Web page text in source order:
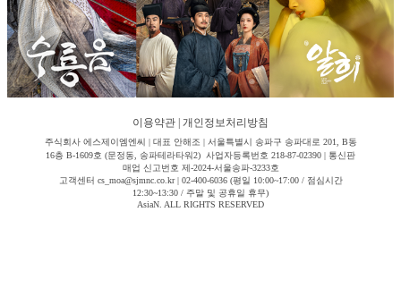
이용약관 개인정보처리방침
주식회사 에스제이엠엔씨 | 대표 안해조 | 서울특별시 송파구 송파대로 201, B동
16층 B-1609호 (문정동, 송파테라타워2) 사업자등록번호 218-87-02390 | 통신판
매업 신고번호 제-2024-서울송파-3233호
고객센터 cs_moa@sjmnc.co.kr | 02-400-6036 (평일 10:00~17:00 / 점심시간
12:30~13:30 / 주말 및 공휴일 휴무)
AsiaN. ALL RIGHTS RESERVED